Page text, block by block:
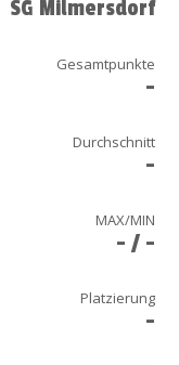
SG Milmersdorf
Gesamtpunkte
-
Durchschnitt
-
MAX/MIN
- / -
Platzierung
-